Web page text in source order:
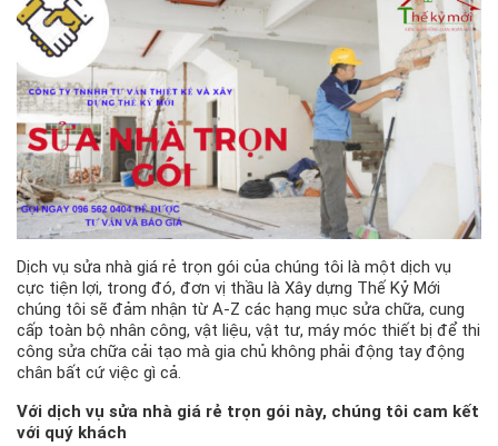
Dịch vụ sửa nhà giá rẻ trọn gói của chúng tôi là một dịch vụ
cực tiện lợi, trong đó, đơn vị thầu là Xây dựng Thế Kỷ Mới
chúng tôi sẽ đảm nhận từ A-Z các hạng mục sửa chữa, cung
cấp toàn bộ nhân công, vật liệu, vật tư, máy móc thiết bị để thi
công sửa chữa cải tạo mà gia chủ không phải động tay động
chân bất cứ việc gì cả.
Với dịch vụ sửa nhà giá rẻ trọn gói này, chúng tôi cam kết
với quý khách